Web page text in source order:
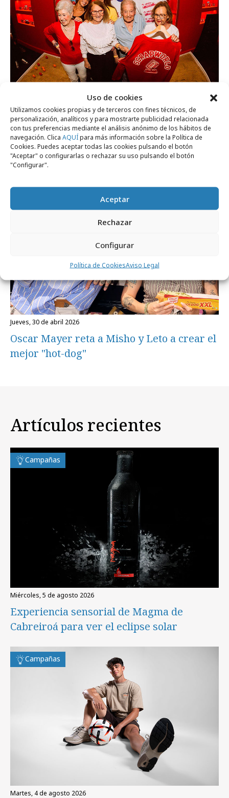
Uso de cookies
Utilizamos cookies propias y de terceros con fines técnicos, de
personalización, analíticos y para mostrarte publicidad relacionada
con tus preferencias mediante el análisis anónimo de los hábitos de
navegación. Clica AQUÍpara más información sobre la Política de
Cookies. Puedes aceptar todas las cookies pulsando el botón
"Aceptar" o configurarlas o rechazar su uso pulsando el botón
"Configurar".
Aceptar
Rechazar
Configurar
Política de CookiesAviso Legal
jueves, 30 de abril 2026
Nestlé Extrafino reúne a abuelos y nietos
en Scrapworld
Campañas
jueves, 30 de abril 2026
Oscar Mayer reta a Misho y Leto a crear el
mejor "hot-dog"
Artículos recientes
Campañas
miércoles, 5 de agosto 2026
Experiencia sensorial de Magma de
Cabreiroá para ver el eclipse solar
Campañas
martes, 4 de agosto 2026